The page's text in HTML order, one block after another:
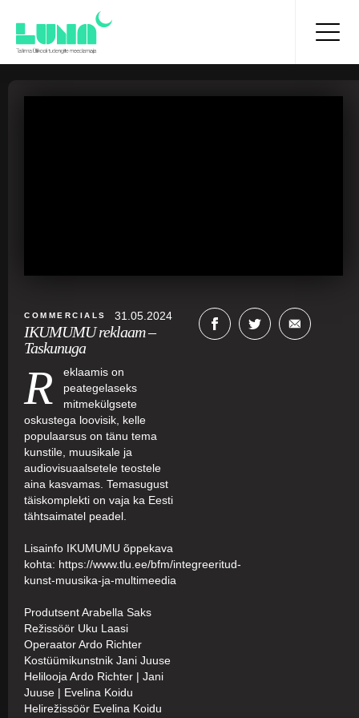
COMMERCIALS 31.05.2024
IKUMUMU reklaam –
Taskunuga
R
eklaamis on
peategelaseks
mitmekülgsete
oskustega loovisik, kelle
populaarsus on tänu tema
kunstile, muusikale ja
audiovisuaalsetele teostele
aina kasvamas. Temasugust
täiskomplekti on vaja ka Eesti
tähtsaimatel peadel.
Lisainfo IKUMUMU õppekava
kohta: https://www.tlu.ee/bfm/integreeritud-
kunst-muusika-ja-multimeedia
Produtsent Arabella Saks
Režissöör Uku Laasi
Operaator Ardo Richter
Kostüümikunstnik Jani Juuse
Helilooja Ardo Richter | Jani
Juuse | Evelina Koidu
Helirežissöör Evelina Koidu